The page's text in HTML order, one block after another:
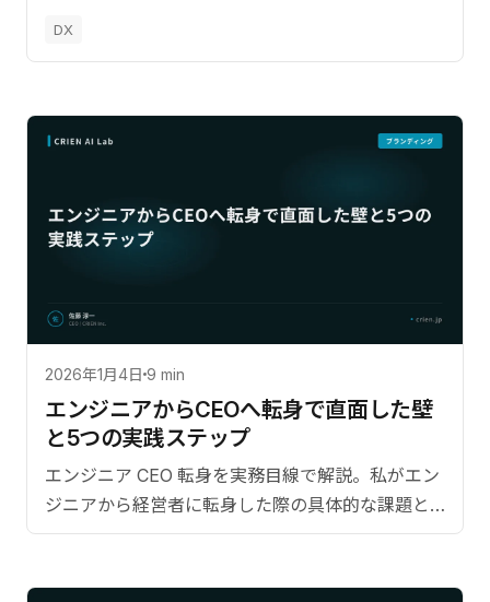
DX
2026年1月4日 9 min
エンジニアからCEOへ転身で直面した壁
と5つの実践ステップ
エンジニア CEO 転身を実務目線で解説。私がエン
ジニアから経営者に転身した際の具体的な課題と
克服方法。【監修：佐藤淳一（CRIEN CEO）】